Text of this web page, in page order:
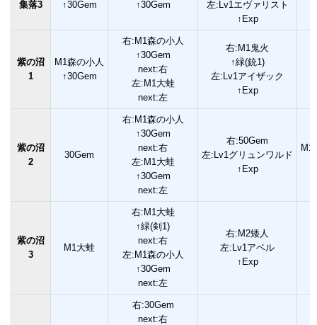
集落3
↑30Gem
↑30Gem
左:Lv1エヴァリスト
↑Exp
紫の沼
1
M1森の小人
↑30Gem
右:M1森の小人
↑30Gem
next:右
左:M1大蛙
next:左
右:M1鬼火
↑緑(銃1)
左:Lv1アイザック
↑Exp
紫の沼
2
30Gem
右:M1森の小人
↑30Gem
next:右
左:M1大蛙
↑30Gem
next:左
右:50Gem
左:Lv1グリュンワルド
↑Exp
M1
紫の沼
3
M1大蛙
右:M1大蛙
↑緑(剣1)
next:右
左:M1森の小人
↑30Gem
next:左
右:M2矮人
左:Lv1アベル
↑Exp
右:30Gem
next:右